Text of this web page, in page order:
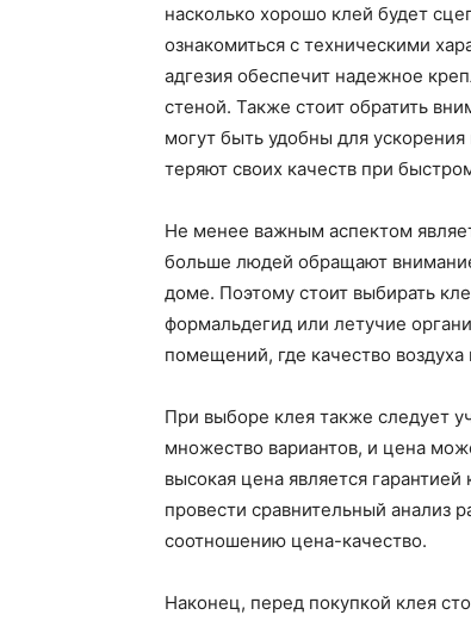
насколько хорошо клей будет
ознакомиться с техническими
адгезия обеспечит надежное
стеной. Также стоит обратить
могут быть удобны для
теряют своих качеств при
Не менее важным аспектом
больше людей обращают
доме. Поэтому стоит выбирать
формальдегид или летучие
помещений, где качество
При выборе клея также следует
множество вариантов, и цена
высокая цена является
провести сравнительный анализ
соотношению цена-качество.
Наконец, перед покупкой клея